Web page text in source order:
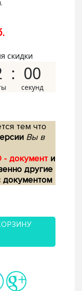
скидки
59
тем что
Вы в
- документ и
другие
документом